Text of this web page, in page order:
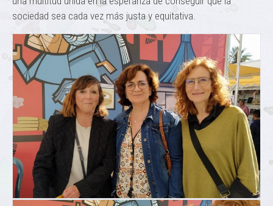
sociedad sea cada vez más justa y equitativa.